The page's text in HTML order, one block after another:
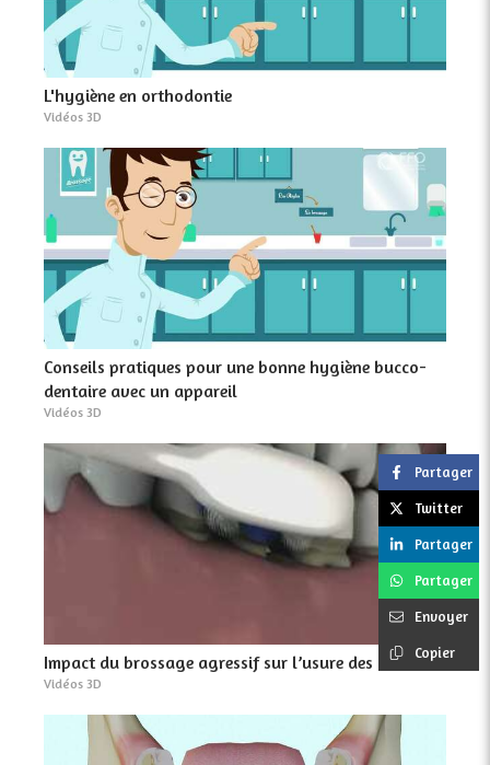
L'hygiène en orthodontie
Vidéos 3D
Conseils pratiques pour une bonne hygiène bucco-
dentaire avec un appareil
Vidéos 3D
Impact du brossage agressif sur l’usure des dents
Vidéos 3D
Partager
Twitter
Partager
Partager
Envoyer
Copier